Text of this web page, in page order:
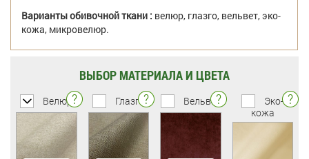
Варианты обивочной ткани : велюр, глазго, вельвет, эко-
кожа, микровелюр.
ВЫБОР МАТЕРИАЛА И ЦВЕТА
Велюр Глазго Вельвет
Эко-
кожа